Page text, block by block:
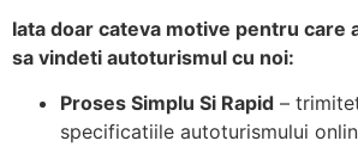
Iata doar cateva motive pentru care
sa vindeti autoturismul cu noi:
Proses Simplu Si Rapid –
specificatiile autoturismului